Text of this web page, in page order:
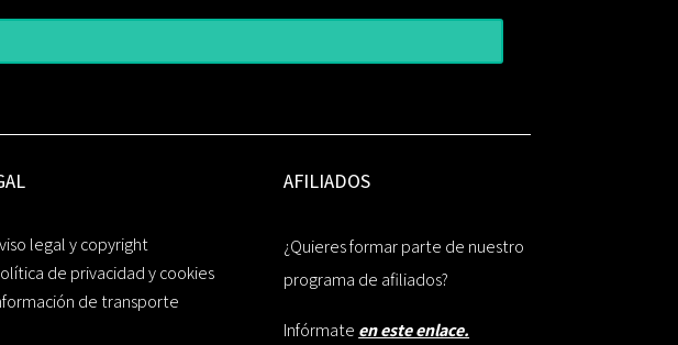
legal y copyright
de privacidad y cookies
de transporte
AFILIADOS
¿Quieres formar parte de nuestro
programa de afiliados?
Infórmate en este enlace.